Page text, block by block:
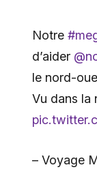
Notre
d’aider
le nord-
Vu dans la
– Voyage